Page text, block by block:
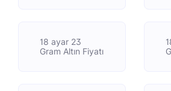
18 ayar 23
Gram Altın Fiyatı